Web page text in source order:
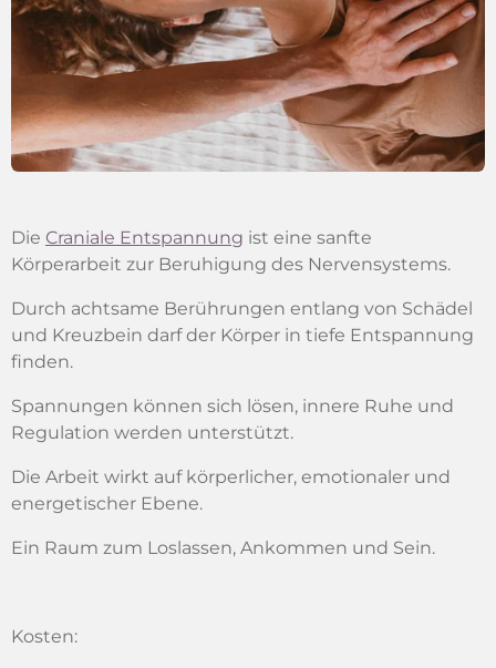
Die Craniale Entspannung ist eine sanfte
Körperarbeit zur Beruhigung des Nervensystems.
Durch achtsame Berührungen entlang von Schädel
und Kreuzbein darf der Körper in tiefe Entspannung
finden.
Spannungen können sich lösen, innere Ruhe und
Regulation werden unterstützt.
Die Arbeit wirkt auf körperlicher, emotionaler und
energetischer Ebene.
Ein Raum zum Loslassen, Ankommen und Sein.
Kosten: